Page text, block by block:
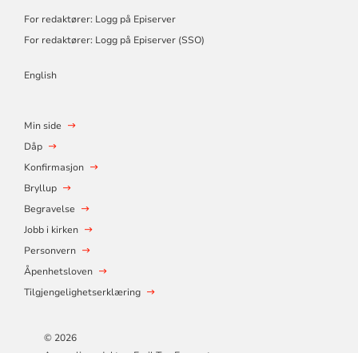
For redaktører: Logg på Episerver
For redaktører: Logg på Episerver (SSO)
English
Min side
Dåp
Konfirmasjon
Bryllup
Begravelse
Jobb i kirken
Personvern
Åpenhetsloven
Tilgjengelighetserklæring
© 2026